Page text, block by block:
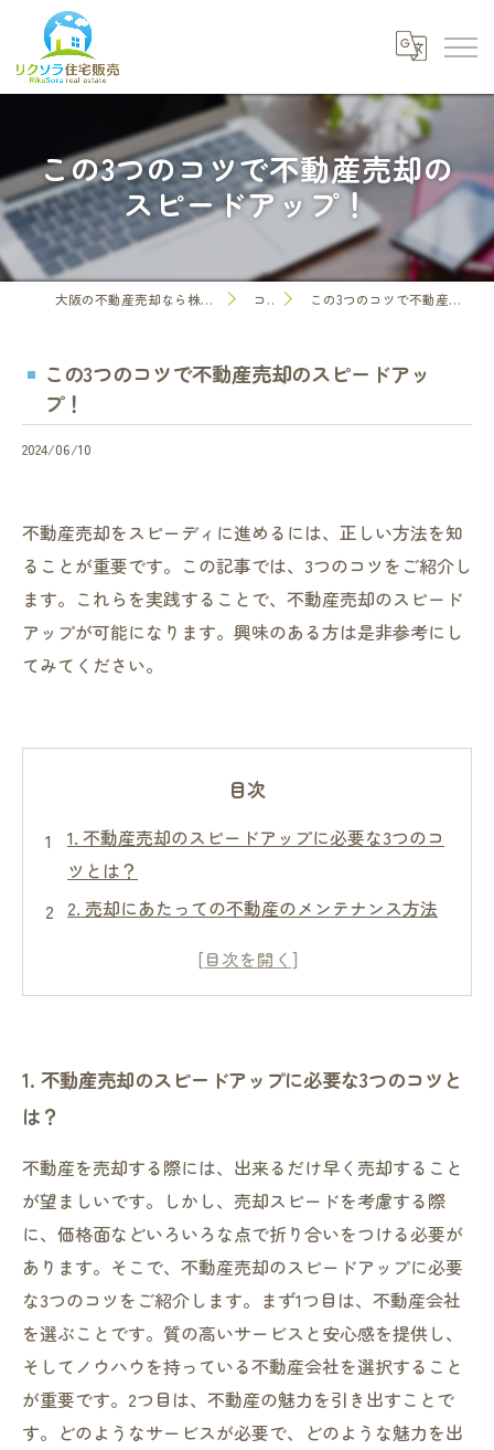
この3つのコツで不動産売却の
スピードアップ！
大阪の不動産売却なら株式会社リクソラ住宅販売 コラム この3つのコツで不動産売却のスピードアップ！
この3つのコツで不動産売却のスピードアッ
プ！
2024/06/10
不動産売却をスピーディに進めるには、正しい方法を知
ることが重要です。この記事では、3つのコツをご紹介し
ます。これらを実践することで、不動産売却のスピード
アップが可能になります。興味のある方は是非参考にし
てみてください。
目次
1. 不動産売却のスピードアップに必要な3つのコ
ツとは？
2. 売却にあたっての不動産のメンテナンス方法
3. 家具や雑貨の整理・処分で売却スピードをア
選びのポイント
1. 不動産売却のスピードアップに必要な3つのコツと
は？
不動産を売却する際には、出来るだけ早く売却すること
が望ましいです。しかし、売却スピードを考慮する際
に、価格面などいろいろな点で折り合いをつける必要が
あります。そこで、不動産売却のスピードアップに必要
な3つのコツをご紹介します。まず1つ目は、不動産会社
を選ぶことです。質の高いサービスと安心感を提供し、
そしてノウハウを持っている不動産会社を選択すること
が重要です。2つ目は、不動産の魅力を引き出すことで
す。どのようなサービスが必要で、どのような魅力を出